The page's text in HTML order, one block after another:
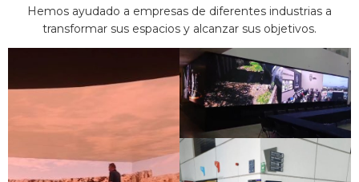
Hemos ayudado a empresas de diferentes industrias a
transformar sus espacios y alcanzar sus objetivos.